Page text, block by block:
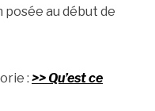
au début de
:>> Qu’est ce